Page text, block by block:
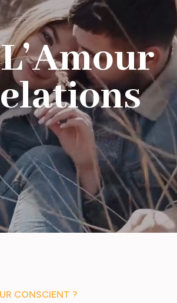
CONSCIENT ?